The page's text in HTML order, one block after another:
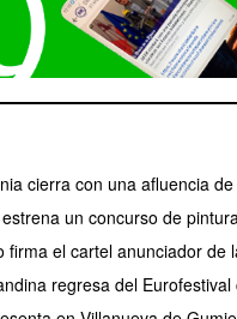
cierra con una afluencia
un concurso de
firma el cartel anunciador de
regresa del